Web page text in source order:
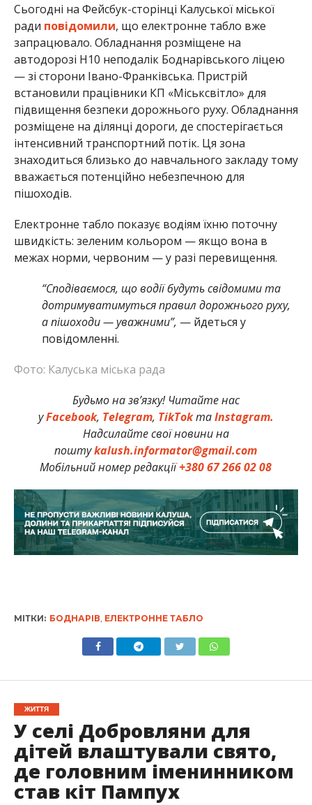
Сьогодні на Фейсбук-сторінці Калуської міської
ради повідомили, що електронне табло вже
запрацювало. Обладнання розміщене на
автодорозі Н10 неподалік Боднарівського ліцею
— зі сторони Івано-Франківська. Пристрій
встановили працівники КП «Міськсвітло» для
підвищення безпеки дорожнього руху. Обладнання
розміщене на ділянці дороги, де спостерігається
інтенсивний транспортний потік. Ця зона
знаходиться близько до навчального закладу тому
вважається потенційно небезпечною для
пішоходів.
Електронне табло показує водіям їхню поточну
швидкість: зеленим кольором — якщо вона в
межах норми, червоним — у разі перевищення.
“Сподіваємося, що водії будуть свідомими та
дотримуватимуться правил дорожнього руху,
а пішоходи — уважними”, — йдеться у
повідомленні.
Фото: Калуська міська рада
Будьмо на зв’язку! Читайте нас
уFacebook, Telegram, TikTokтаInstagram.
Надсилайте свої новини на
поштуkalush.informator@gmail.com
Мобільний номер редакції+380 67 266 02 08
МІТКИ: БОДНАРІВ ЕЛЕКТРОННЕ ТАБЛО
ЖИТТЯ
У селі Добровляни для
дітей влаштували свято,
де головним іменинником
став кіт Пампух